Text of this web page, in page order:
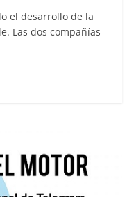
el desarrollo de la
Las dos compañías